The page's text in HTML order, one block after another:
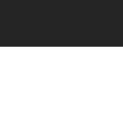
clients